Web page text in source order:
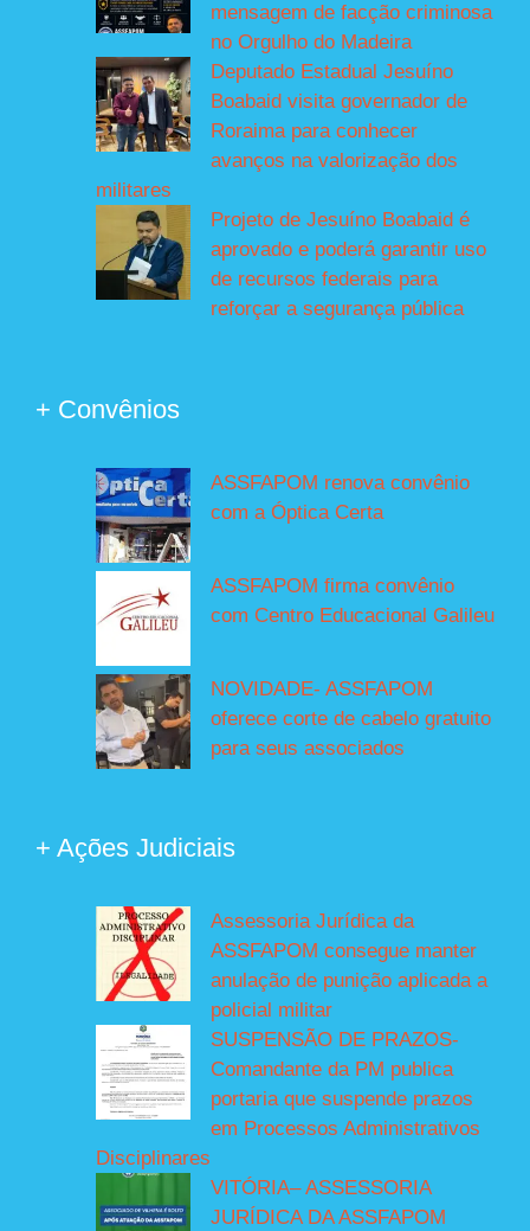
mensagem de facção criminosa
no Orgulho do Madeira
Deputado Estadual Jesuíno
Boabaid visita governador de
Roraima para conhecer
avanços na valorização dos
militares
Projeto de Jesuíno Boabaid é
aprovado e poderá garantir uso
de recursos federais para
reforçar a segurança pública
+ Convênios
ASSFAPOM renova convênio
com a Óptica Certa
ASSFAPOM firma convênio
com Centro Educacional Galileu
NOVIDADE- ASSFAPOM
oferece corte de cabelo gratuito
para seus associados
+ Ações Judiciais
Assessoria Jurídica da
ASSFAPOM consegue manter
anulação de punição aplicada a
policial militar
SUSPENSÃO DE PRAZOS-
Comandante da PM publica
portaria que suspende prazos
em Processos Administrativos
Disciplinares
VITÓRIA– ASSESSORIA
JURÍDICA DA ASSFAPOM